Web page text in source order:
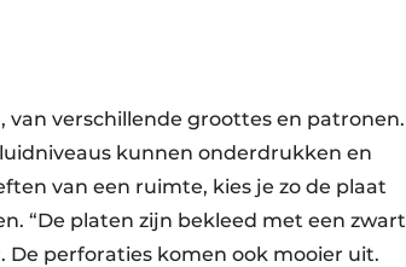
verschillende groottes en patronen.
kunnen onderdrukken en
van een ruimte, kies je zo de plaat
“De platen zijn bekleed met een zwart
De perforaties komen ook mooier uit.